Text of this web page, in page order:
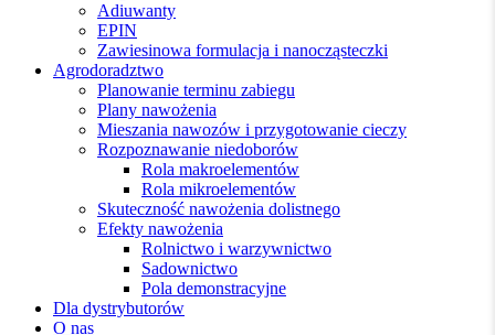
Adiuwanty
EPIN
Zawiesinowa formulacja i nanocząsteczki
Agrodoradztwo
Planowanie terminu zabiegu
Plany nawożenia
Mieszania nawozów i przygotowanie cieczy
Rozpoznawanie niedoborów
Rola makroelementów
Rola mikroelementów
Skuteczność nawożenia dolistnego
Efekty nawożenia
Rolnictwo i warzywnictwo
Sadownictwo
Pola demonstracyjne
Dla dystrybutorów
O nas